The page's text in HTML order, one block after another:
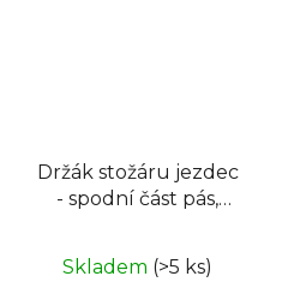
Držák stožáru jezdec
- spodní část pás,
Skladem (>5 ks)